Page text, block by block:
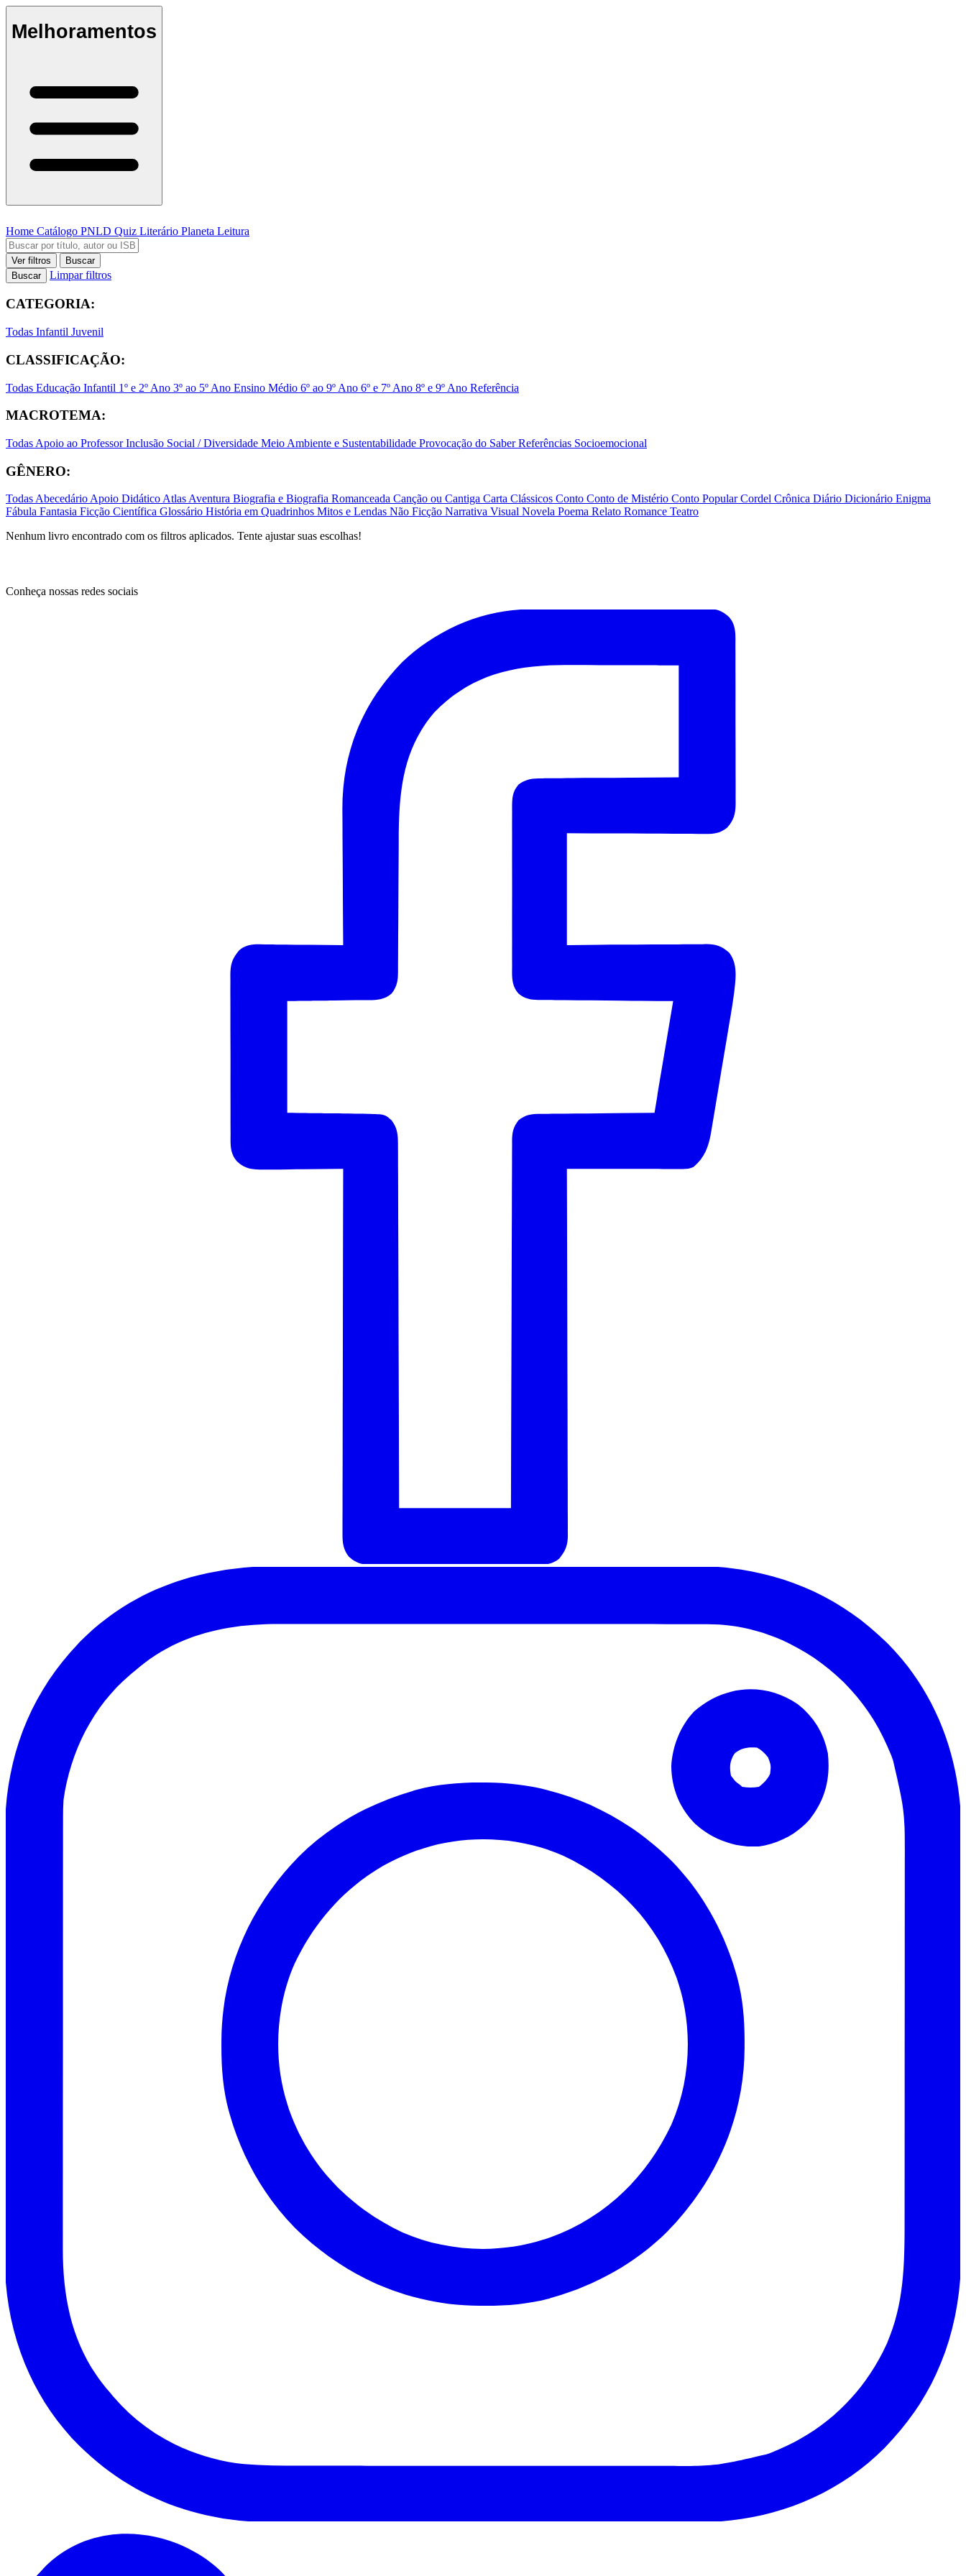
Melhoramentos
Home Catálogo PNLD Quiz Literário Planeta Leitura
Ver filtros
Buscar
Buscar
Limpar filtros
CATEGORIA:
Todas Infantil Juvenil
CLASSIFICAÇÃO:
Todas Educação Infantil 1º e 2º Ano 3º ao 5º Ano Ensino Médio 6º ao 9º Ano 6º e 7º Ano 8º e 9º Ano Referência
MACROTEMA:
Todas Apoio ao ProfessorInclusão Social / Diversidade Meio Ambiente e Sustentabilidade Provocação do SaberReferências Socioemocional
GÊNERO:
TodasAbecedárioApoio DidáticoAtlasAventura Biografia e Biografia Romanceada Canção ou Cantiga Carta Clássicos Conto Conto de Mistério Conto PopularCordel Crônica Diário Dicionário Enigma
Fábula Fantasia Ficção Científica Glossário História em Quadrinhos Mitos e Lendas Não Ficção Narrativa Visual Novela Poema Relato Romance Teatro
Nenhum livro encontrado com os filtros aplicados. Tente ajustar suas escolhas!
Conheça nossas redes sociais